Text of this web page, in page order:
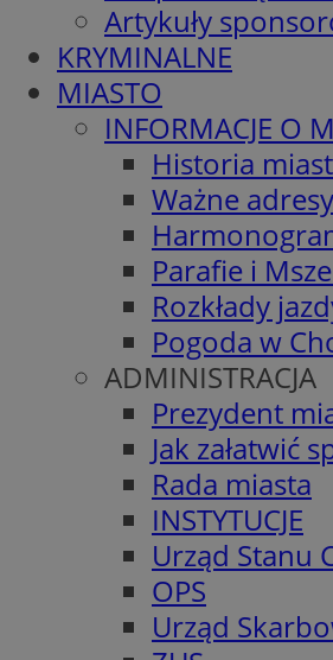
Artykuły
KRYMINALNE
MIASTO
INFORMACJE O
Historia
Ważne
Parafie i
Rozkłady
Pogoda w
ADMINISTRACJA
Prezydent
Jak załatwić
Rada miasta
INSTYTUCJE
Urząd Stanu
OPS
Urząd